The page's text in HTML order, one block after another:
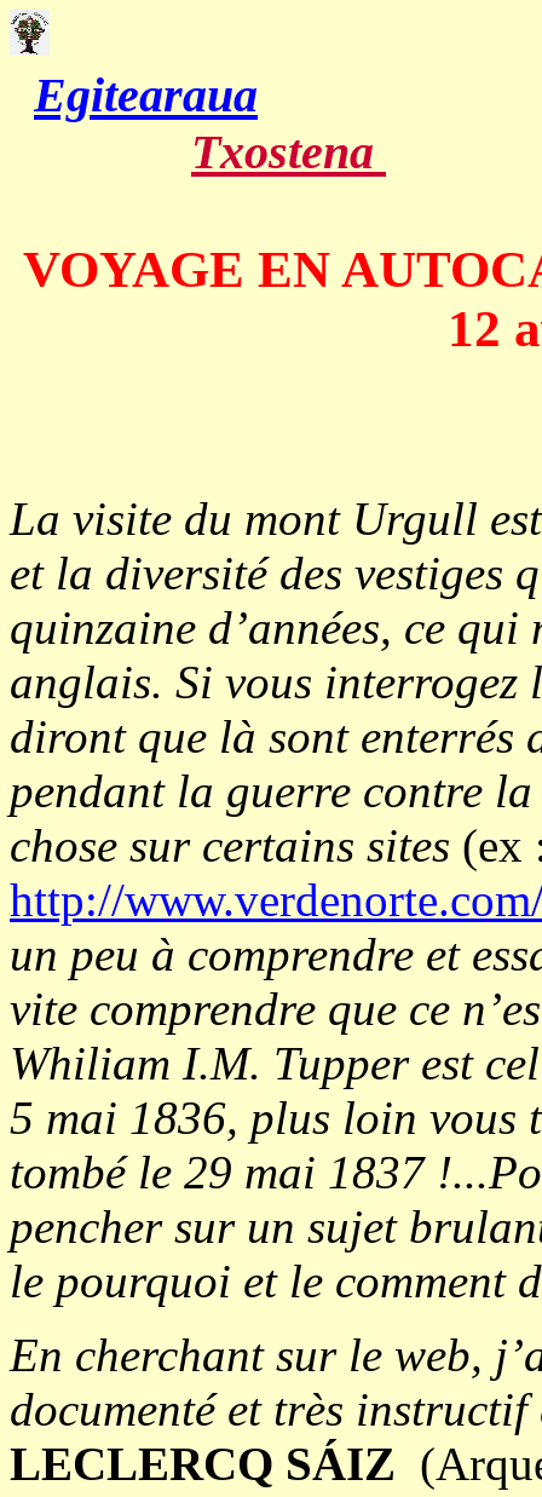
Egitearaua
Txostena
VOYAGE EN
12
La visite du mont Urgull
et la diversité des vestiges
quinzaine d’années, ce qui
anglais. Si vous interrogez
diront que là sont enterrés
pendant la guerre contre
chose sur certains sites (ex
http://
un peu à comprendre et
vite comprendre que ce
Whiliam I.M. Tupper est
5 mai 1836, plus loin vous
tombé le 29 mai 1837
pencher sur un sujet
le pourquoi et le comment
En cherchant sur le web,
documenté et très
LECLERCQ SÁIZ